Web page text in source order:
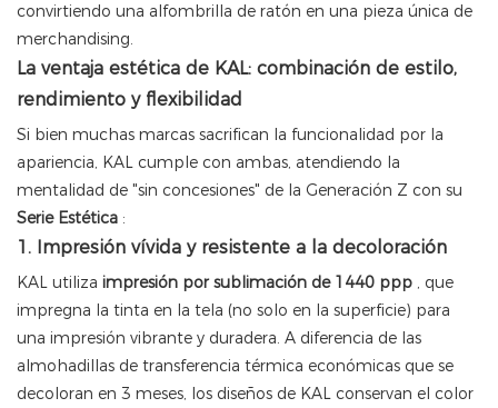
convirtiendo una alfombrilla de ratón en una pieza única de
merchandising.
La ventaja estética de KAL: combinación de estilo,
rendimiento y flexibilidad
Si bien muchas marcas sacrifican la funcionalidad por la
apariencia, KAL cumple con ambas, atendiendo la
mentalidad de "sin concesiones" de la Generación Z con su
Serie Estética :
1. Impresión vívida y resistente a la decoloración
KAL utiliza impresión por sublimación de 1440 ppp , que
impregna la tinta en la tela (no solo en la superficie) para
una impresión vibrante y duradera. A diferencia de las
almohadillas de transferencia térmica económicas que se
decoloran en 3 meses, los diseños de KAL conservan el color